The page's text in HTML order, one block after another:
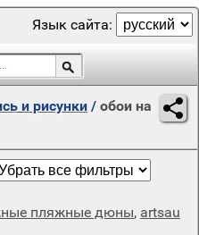
Язык сайта:
и рисунки / обои на
пляжные дюны, artsau